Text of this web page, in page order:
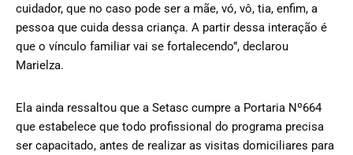
cuidador, que no caso pode ser a mãe, vó, vô, tia, enfim, a
pessoa que cuida dessa criança. A partir dessa interação é
que o vínculo familiar vai se fortalecendo”, declarou
Marielza.
Ela ainda ressaltou que a Setasc cumpre a Portaria Nº664
que estabelece que todo profissional do programa precisa
ser capacitado, antes de realizar as visitas domiciliares para